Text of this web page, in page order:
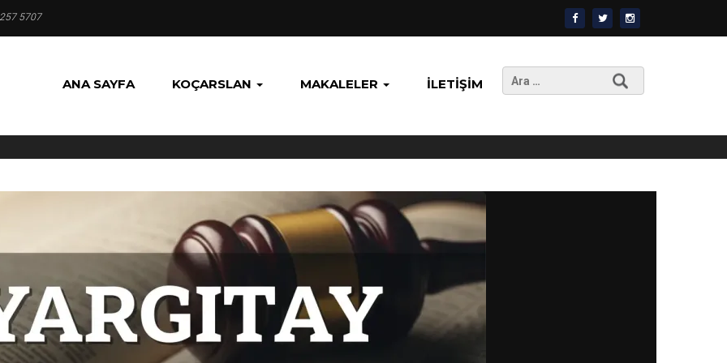
5707
ANA SAYFA KOÇARSLAN MAKALELER İLETIŞIM
Arama: